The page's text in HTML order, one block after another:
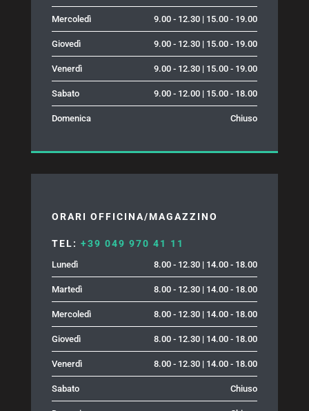
Mercoledì 9.00 - 12.30 | 15.00 - 19.00
Giovedì 9.00 - 12.30 | 15.00 - 19.00
Venerdì 9.00 - 12.30 | 15.00 - 19.00
Sabato 9.00 - 12.00 | 15.00 - 18.00
Domenica Chiuso
ORARI OFFICINA/MAGAZZINO
TEL: +39 049 970 41 11
Lunedì 8.00 - 12.30 | 14.00 - 18.00
Martedì 8.00 - 12.30 | 14.00 - 18.00
Mercoledì 8.00 - 12.30 | 14.00 - 18.00
Giovedì 8.00 - 12.30 | 14.00 - 18.00
Venerdì 8.00 - 12.30 | 14.00 - 18.00
Sabato Chiuso